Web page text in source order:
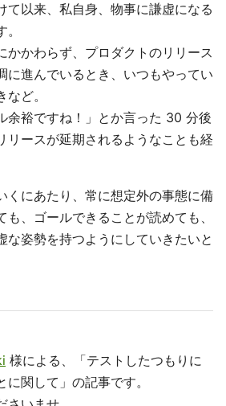
て以来、私自身、物事に謙虚になる
かかわらず、プロダクトのリリース
に進んでいるとき、いつもやってい
ど。
余裕ですね！」とか言った 30 分後
リースが延期されるようなことも経
くにあたり、常に想定外の事態に備
も、ゴールできることが読めても、
な姿勢を持つようにしていきたいと
様による、「テストしたつもりに
関して」の記事です。